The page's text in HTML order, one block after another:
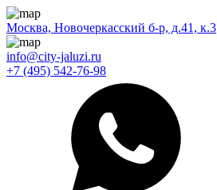
Москва, Новочеркасский б-р, д.41, к.3
info@city-jaluzi.ru
+7 (495) 542-76-98